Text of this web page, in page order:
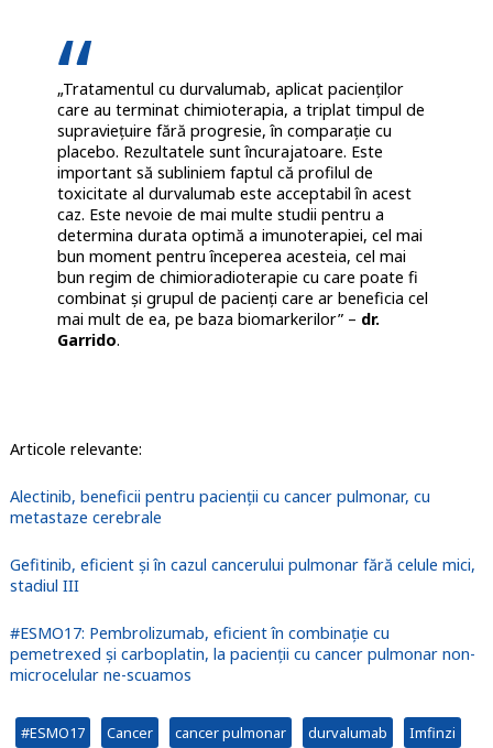
„Tratamentul cu durvalumab, aplicat pacienților
care au terminat chimioterapia, a triplat timpul de
supraviețuire fără progresie, în comparație cu
placebo. Rezultatele sunt încurajatoare. Este
important să subliniem faptul că profilul de
toxicitate al durvalumab este acceptabil în acest
caz. Este nevoie de mai multe studii pentru a
determina durata optimă a imunoterapiei, cel mai
bun moment pentru începerea acesteia, cel mai
bun regim de chimioradioterapie cu care poate fi
combinat și grupul de pacienți care ar beneficia cel
mai mult de ea, pe baza biomarkerilor” – dr.
Garrido.
Articole relevante:
Alectinib, beneficii pentru pacienții cu cancer pulmonar, cu
metastaze cerebrale
Gefitinib, eficient și în cazul cancerului pulmonar fără celule mici,
stadiul III
#ESMO17: Pembrolizumab, eficient în combinație cu
pemetrexed și carboplatin, la pacienții cu cancer pulmonar non-
microcelular ne-scuamos
#ESMO17 Cancer cancer pulmonar durvalumab Imfinzi